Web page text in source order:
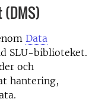
Data
SLU-biblioteket.
och
hantering,